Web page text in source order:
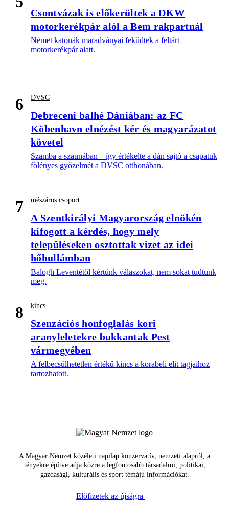
Csontvázak is előkerültek a DKW
motorkerékpár alól a Bem rakpartnál
Német katonák maradványai feküdtek a feltárt
motorkerékpár alatt.
6 DVSC
Debreceni balhé Dániában: az FC
Köbenhavn elnézést kér és magyarázatot
követel
Szamba a szaunában – így értékelte a dán sajtó a csapatuk
fölényes győzelmét a DVSC otthonában.
7 mészáros csoport
A Szentkirályi Magyarország elnökén
kifogott a kérdés, hogy mely
településeken osztottak vizet az idei
hőhullámban
Balogh Leventétől kértünk válaszokat, nem sokat tudtunk
meg.
8 kincs
Szenzációs honfoglalás kori
aranyleletekre bukkantak Pest
vármegyében
A felbecsülhetetlen értékű kincs a korabeli elit tagjaihoz
tartozhatott.
A Magyar Nemzet közéleti napilap konzervatív, nemzeti alapról, a
tényekre építve adja közre a legfontosabb társadalmi, politikai,
gazdasági, kulturális és sport témájú információkat.
Előfizetek az újságra